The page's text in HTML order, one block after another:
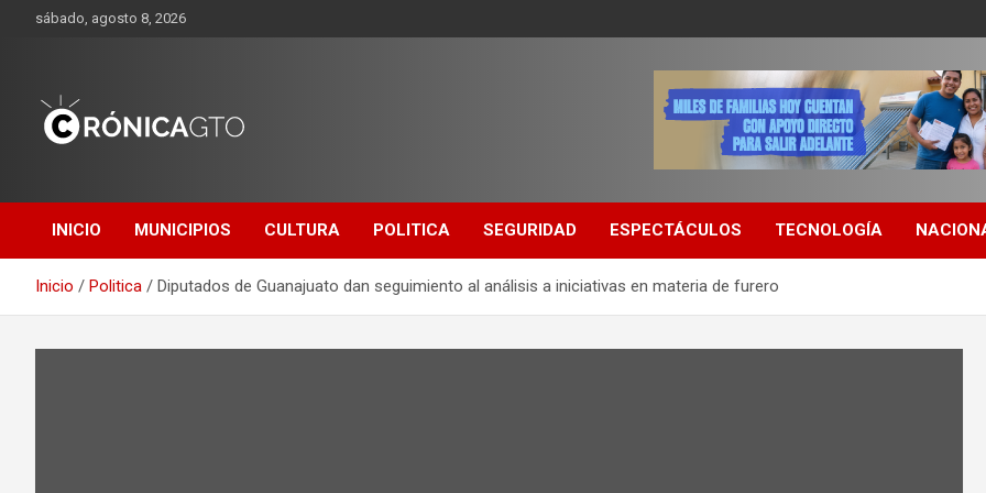
sábado, agosto 8, 2026
GUANAJUATO
INICIO MUNICIPIOS CULTURA POLITICA SEGURIDAD ESPECTÁCULOS TECNOLOGÍA
Inicio Politica Diputados de Guanajuato dan seguimiento al análisis a iniciativas en materia de furero